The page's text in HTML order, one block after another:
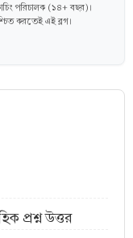
পরিচালক (১৪+ বছর)।
করতেই এই ব্লগ।
প্রশ্ন উত্তর